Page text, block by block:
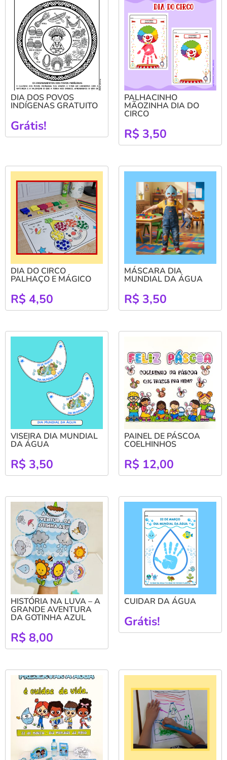
DIA DOS POVOS
INDÍGENAS GRATUITO
Grátis!
PALHACINHO
MÃOZINHA DIA DO
CIRCO
R$ 3,50
DIA DO CIRCO
PALHAÇO E MÁGICO
R$ 4,50
MÁSCARA DIA
MUNDIAL DA ÁGUA
R$ 3,50
VISEIRA DIA MUNDIAL
DA ÁGUA
R$ 3,50
PAINEL DE PÁSCOA
COELHINHOS
R$ 12,00
HISTÓRIA NA LUVA – A
GRANDE AVENTURA
DA GOTINHA AZUL
R$ 8,00
CUIDAR DA ÁGUA
Grátis!